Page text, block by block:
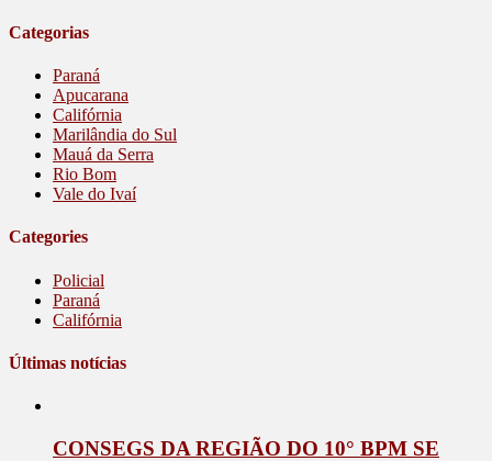
Categorias
Paraná
Apucarana
Califórnia
Marilândia do Sul
Mauá da Serra
Rio Bom
Vale do Ivaí
Categories
Policial
Paraná
Califórnia
Últimas notícias
CONSEGS DA REGIÃO DO 10° BPM SE